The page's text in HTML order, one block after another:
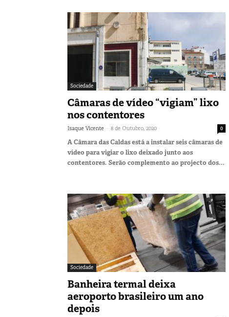
Sociedade
Câmaras de vídeo “vigiam” lixo
nos contentores
Isaque Vicente - 8 de Outubro, 2020 0
A Câmara das Caldas está a instalar seis câmaras de
vídeo para vigiar o lixo deixado junto aos
contentores. Serão complemento ao projecto dos...
Sociedade
Banheira termal deixa
aeroporto brasileiro um ano
depois